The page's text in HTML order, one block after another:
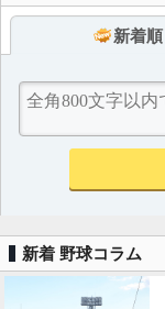
新着順
新着 野球コラム